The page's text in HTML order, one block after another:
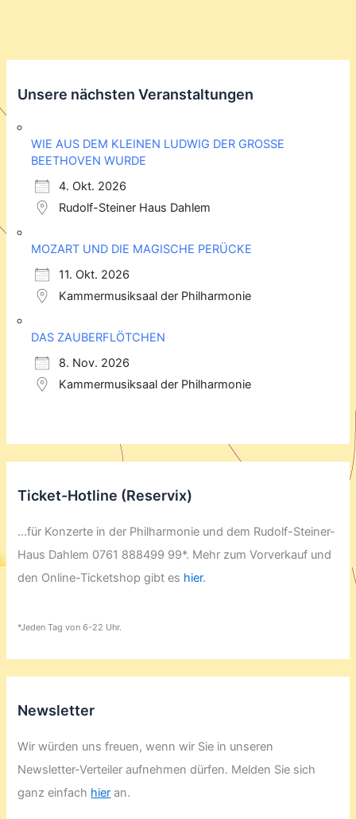
Unsere nächsten Veranstaltungen
WIE AUS DEM KLEINEN LUDWIG DER GROSSE
BEETHOVEN WURDE
4. Okt. 2026
Rudolf-Steiner Haus Dahlem
MOZART UND DIE MAGISCHE PERÜCKE
11. Okt. 2026
Kammermusiksaal der Philharmonie
DAS ZAUBERFLÖTCHEN
8. Nov. 2026
Kammermusiksaal der Philharmonie
Ticket-Hotline (Reservix)
...für Konzerte in der Philharmonie und dem Rudolf-Steiner-
Haus Dahlem 0761 888499 99*. Mehr zum Vorverkauf und
den Online-Ticketshop gibt es hier.
*Jeden Tag von 6-22 Uhr.
Newsletter
Wir würden uns freuen, wenn wir Sie in unseren
Newsletter-Verteiler aufnehmen dürfen. Melden Sie sich
ganz einfach hier an.